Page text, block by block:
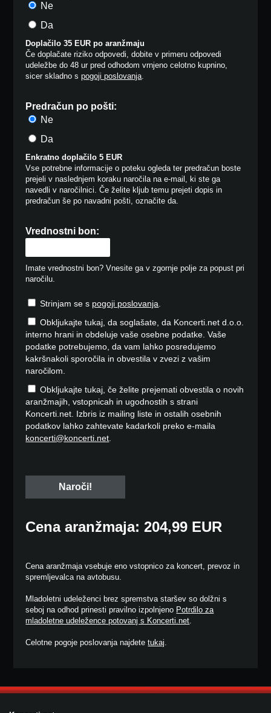
Ne
Da
Doplačilo 35 EUR po aranžmaju
Če doplačate riziko odpovedi, dobite v primeru odpovedi
udeležbe do 48 ur pred odhodom vrnjeno celotno kupnino,
sicer skladno spogoji poslovanja.
Predračun po pošti:
Ne
Da
Enkratno doplačilo 5 EUR
Vse potrebne informacije o poteku ogleda ter predračun boste
prejeli v naslednjem koraku naročila na e-mail, ki ste ga
navedli v naročilnici. Če želite kljub temu prejeti dopis in
predračun še po navadni pošti, označite da.
Vrednostni bon:
Imate vrednostni bon? Vnesite ga v zgornje polje za popust pri
naročilu.
Strinjam se s pogoji poslovanja.
Obkljukajte tukaj, da soglašate, da Koncerti.net d.o.o.
interno hrani in obdeluje vaše osebne podatke. Vaše
podatke potrebujemo, da vam lahko posredujemo
kakršnakoli sporočila in obvestila v zvezi z vašim
naročilom.
Obkljukajte tukaj, če želite prejemati obvestila o novih
aranžmajih, vstopnicah in ugodnostih s strani
Koncerti.net. Izbris iz mailing liste in ostalih osebnih
podatkov lahko zahtevate kadarkoli preko e-maila
koncerti@koncerti.net.
Cena aranžmaja: 204,99 EUR
Cena aranžmaja vsebuje eno vstopnico za koncert, prevoz in
spremljevalca na avtobusu.
Mladoletni udeleženci brez spremstva staršev so dolžni s
seboj na odhod prinesti pravilno izpolnjeno Potrdilo za
mladoletne udeležence potovanj s Koncerti.net.
Celotne pogoje poslovanja najdetetukaj.